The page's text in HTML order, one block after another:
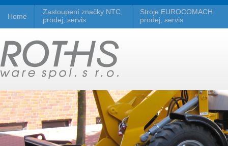
Home
Zastoupení značky NTC,
prodej, servis
Stroje EUROCOMACH
prodej, servis